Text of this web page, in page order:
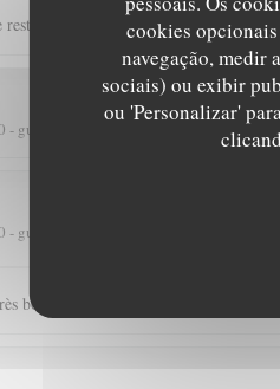
cookies
navegação, medir
sociais) ou exibir
ou 'Personalizar'
restaurant tant pour les plats que pour
guests 2
guests 3
bonne dans un cadre agréable